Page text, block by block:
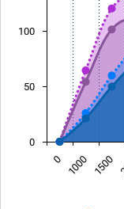
0 1000 1500
0
50
100